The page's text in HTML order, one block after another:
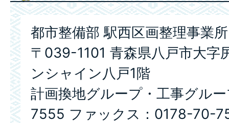
都市整備部 駅西区画整理事業所
〒039-1101 青森県八戸市大字
ンシャイン八戸1階
計画換地グループ・工事グル
7555 ファックス：0178-70-